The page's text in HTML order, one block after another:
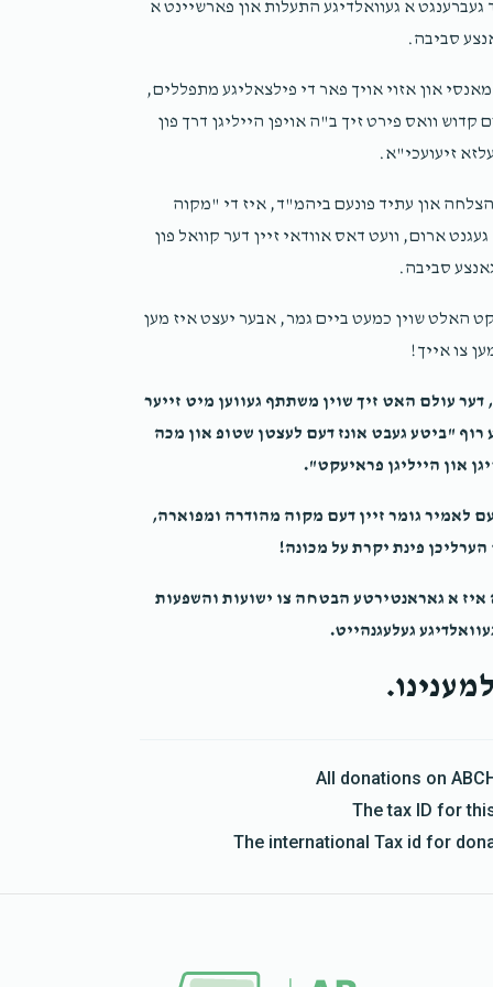
BZJACOBOWITZ/ר' בן ציון יאקאבאוויטש, ר' אהרן ובנו ר' חיים יהושע גרינוואלד, ר' ברוך רויטנבארג, y
א געוואלדיגע התעלות און פארשיינט א
סביבה.
און אזוי אויך פאר די פילצאליגע מתפללים,
וואס פירט זיך ב"ה אויפן הייליגן דרך פון
זיעועכי"א.
און עתיד פונעם ביהמ"ד, איז די "מקוה
ארום, וועט דאס אוודאי זיין דער קוואל פון
סביבה.
האלט שוין כמעט ביים גמר, אבער יעצט איז מען
צו אייך!
דער עולם האט זיך שוין משתתף געווען מיט זייער
רוף "ביטע געבט אונז דעם לעצטן שטופ און מכה
און הייליגן פראיעקט".
לאמיר גומר זיין דעם מקוה מהודרה ומפוארה,
פינת יקרת על מכונה!
א גאראנטירטע הבטחה צו ישועות והשפעות
געלעגנהייט.
All donations on
The tax ID for
The international Tax id for